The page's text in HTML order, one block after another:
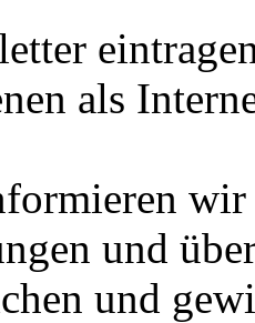
als
und
und